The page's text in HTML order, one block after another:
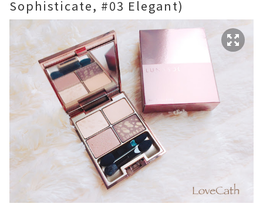
Sophisticate, #03 Elegant)